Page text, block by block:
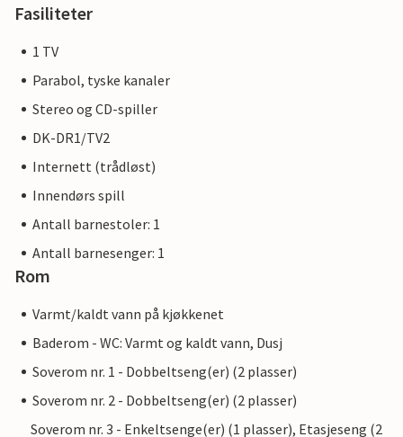
Fasiliteter
1 TV
Parabol, tyske kanaler
Stereo og CD-spiller
DK-DR1/TV2
Internett (trådløst)
Innendørs spill
Antall barnestoler: 1
Antall barnesenger: 1
Rom
Varmt/kaldt vann på kjøkkenet
Baderom - WC: Varmt og kaldt vann, Dusj
Soverom nr. 1 - Dobbeltseng(er) (2 plasser)
Soverom nr. 2 - Dobbeltseng(er) (2 plasser)
Soverom nr. 3 - Enkeltsenge(er) (1 plasser), Etasjeseng (2